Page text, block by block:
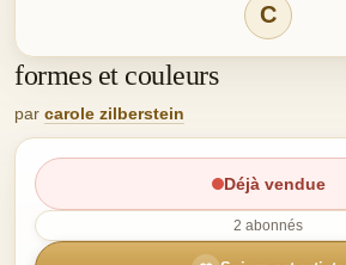
C
formes et couleurs
par carole zilberstein
Déjà vendue
2 abonnés